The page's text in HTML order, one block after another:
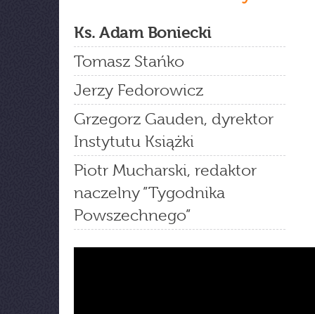
Ks. Adam Boniecki
Tomasz Stańko
Jerzy Fedorowicz
Grzegorz Gauden, dyrektor
Instytutu Książki
Piotr Mucharski, redaktor
naczelny ”Tygodnika
Powszechnego”